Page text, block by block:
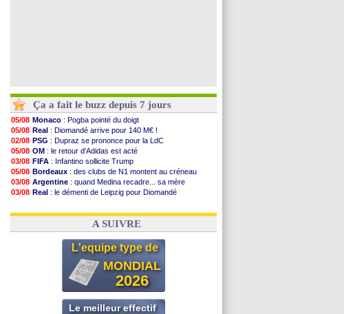
Ça a fait le buzz depuis 7 jours
05/08 Monaco : Pogba pointé du doigt
05/08 Real : Diomandé arrive pour 140 M€ !
02/08 PSG : Dupraz se prononce pour la LdC
05/08 OM : le retour d'Adidas est acté
03/08 FIFA : Infantino sollicite Trump
05/08 Bordeaux : des clubs de N1 montent au créneau
03/08 Argentine : quand Medina recadre... sa mère
03/08 Real : le démenti de Leipzig pour Diomandé
03/08 OM: Paixão attire un 2e club anglais
A SUIVRE
L'equipe type de
MONDIAL
2026
Le meilleur effectif